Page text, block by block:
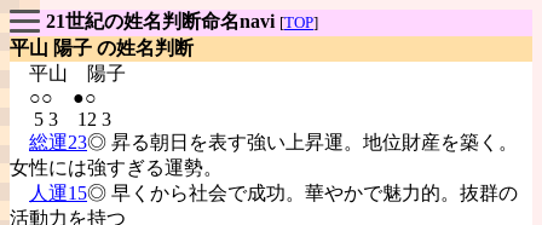
21世紀の姓名判断命名navi [TOP]
平山 陽子 の姓名判断
平山
陽子
○○ ●○
5 3 12 3
総運23◎ 昇る朝日を表す強い上昇運。地位財産を築く。
女性には強すぎる運勢。
人運15◎ 早くから社会で成功。華やかで魅力的。抜群の
活動力を持つ